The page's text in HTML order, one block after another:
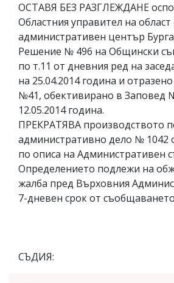
ОСТАВЯ БЕЗ РАЗГЛЕЖДАНЕ
Областния управител на област
административен център
Решение № 496 на Общински
по т.11 от дневния ред на
на 25.04.2014 година и
№41, обективирано в Заповед
12.05.2014 година.
ПРЕКРАТЯВА производството
административно дело № 1042
по описа на Административен
Определението подлежи на
жалба пред Върховния
7-дневен срок от
СЪДИЯ: